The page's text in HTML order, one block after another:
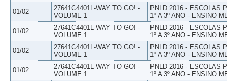
01/02
27641C4401L-WAY TO GO! -
VOLUME 1
PNLD 2016 - ESCOLAS
1º A 3º ANO - ENSINO
01/02
27641C4401L-WAY TO GO! -
VOLUME 1
PNLD 2016 - ESCOLAS
1º A 3º ANO - ENSINO
01/02
27641C4401L-WAY TO GO! -
VOLUME 1
PNLD 2016 - ESCOLAS
1º A 3º ANO - ENSINO
01/02
27641C4401L-WAY TO GO! -
VOLUME 1
PNLD 2016 - ESCOLAS
1º A 3º ANO - ENSINO